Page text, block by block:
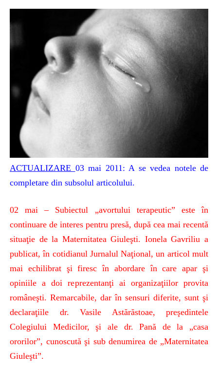
ACTUALIZARE 03 mai 2011: A se vedea notele de
completare din subsolul articolului.
02 mai – Subiectul „avortului terapeutic” este în
continuare de interes pentru presă, după cea mai recentă
situaţie de la Maternitatea Giuleşti. Ionela Gavriliu a
publicat, în cotidianul Jurnalul Naţional, un articol mult
mai echilibrat şi firesc în abordare în care apar şi
opiniile a doi reprezentanţi ai organizaţiilor provita
româneşti. Remarcabile, dar în sensuri diferite, sunt şi
declaraţiile dr. Vasile Astărăstoae, preşedintele
Colegiului Medicilor, şi ale dr. Pană de la „casa
ororilor”, cunoscută şi sub denumirea de „Maternitatea
Giuleşti”.